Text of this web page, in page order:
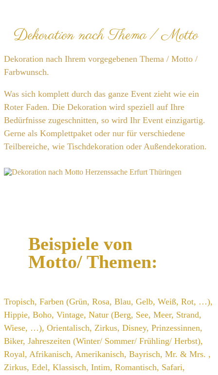
Dekoration nach Thema / Motto
Dekoration nach Ihrem vorgegebenen Thema / Motto /
Farbwunsch.
Was sich komplett durch das ganze Event zieht wie ein
Roter Faden. Die Dekoration wird speziell auf Ihre
Bedürfnisse zugeschnitten, so wird Ihr Event einzigartig.
Gerne als Komplettpaket oder nur für verschiedene
Teilbereiche, wie Tischdekoration oder Außendekoration.
Beispiele von
Motto/ Themen:
Tropisch, Farben (Grün, Rosa, Blau, Gelb, Weiß, Rot, …),
Hippie, Boho, Vintage, Natur (Berg, See, Meer, Strand,
Wiese, …), Orientalisch, Zirkus, Disney, Prinzessinnen,
Biker, Jahreszeiten (Winter/ Sommer/ Frühling/ Herbst),
Royal, Afrikanisch, Amerikanisch, Bayrisch, Mr. & Mrs. ,
Zirkus, Edel, Klassisch, Intim, Romantisch, Safari,